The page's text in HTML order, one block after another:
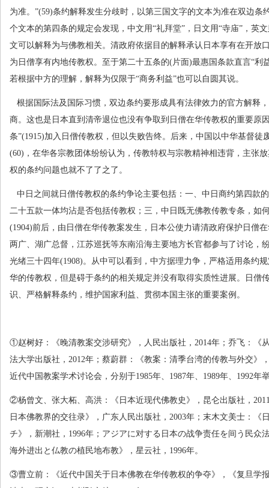
为准。”(59)条约解释发生分歧时，以第三国文字的文本为准在双边条
个文本的第四条的规定会发现，中文用“礼拜堂”，日文用“寺庙”，英文
文可以解释为与佛教相关。清政府依据目的解释承认日本享有在开放
为日僧享有内地传教权。至于第二十五条的(片面)最惠国条款直言“利
若根据中方的理解，解释为仅限于“商务利益”也可以自圆其说。
根据国际法及国际习惯，双边条约要形成具有法律效力的官方解释
商。这也是日本直到清帝退位也没有争取到日僧在华传教权的重要原
条”(1915)加入日僧传教权，但以失败告终。后来，中国以中华基督徒
(60) ，在华各宗教团体纷纷认为，传教特权与宗教精神相违背，主张
权的条约问题也就不了了之了。
中日之间就日僧传教权的条约争论主要包括：一、中日商约第四款
二十五款一体均沾是否包括传教权；三，中日既无佛教传教专条，如
(1904)前后，由日僧在华传教案发生，日本公使力请清政府保护日僧
两广、湖广总督，江苏巡抚等东南沿海主要地方长官都参与了讨论，
光绪三十四年(1908)。从中可以看到，中方据理力争，严格适用条约
华的传教权，但是碍于条约的相关规定并没有取得实质性进展。日僧
识、严格解释条约，维护国家利益、贯彻本国主张的重要案例。
①赵树好：《晚清教案交涉研究》，人民出版社， 2014年；乔飞：《
法大学出版社， 2012年；蔡蔚群：《教案：清季台湾的传教与外交》
近代中国教案学术讨论会，分别于1985年、 1987年、 1989年、 1992年
②杨曾文、张大柘、高洪：《日本近现代佛教史》，昆仑出版社，
日本佛教界的交往录》，广东人民出版社， 2003年；末木文美士：《
チ》，新潮社， 1996年；アジアに对する日本の战争责任を间う民众
海外进出と仏教の植民地布教》，星云社， 1996年。
③曹立前：《近代中国关于日本佛教在华传教权的争夺》，《复旦学